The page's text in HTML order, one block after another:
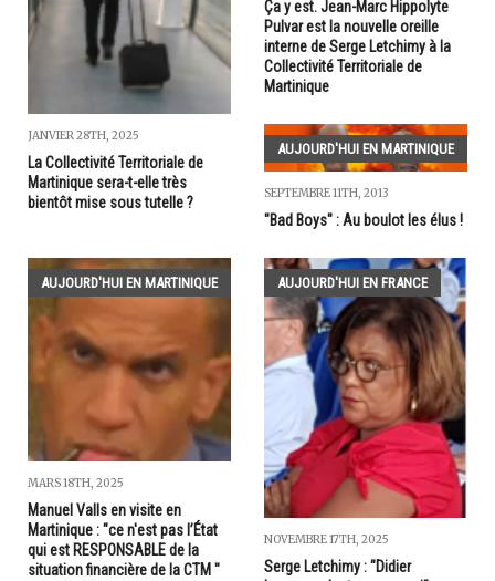
JANVIER 28TH, 2025
La Collectivité Territoriale de
Martinique sera-t-elle très
bientôt mise sous tutelle ?
Ça y est. Jean-Marc Hippolyte
Pulvar est la nouvelle oreille
interne de Serge Letchimy à la
Collectivité Territoriale de
Martinique
AUJOURD'HUI EN MARTINIQUE
SEPTEMBRE 11TH, 2013
"Bad Boys" : Au boulot les élus !
AUJOURD'HUI EN MARTINIQUE
MARS 18TH, 2025
Manuel Valls en visite en
Martinique : "ce n'est pas l’État
qui est RESPONSABLE de la
situation financière de la CTM "
AUJOURD'HUI EN FRANCE
NOVEMBRE 17TH, 2025
Serge Letchimy : "Didier